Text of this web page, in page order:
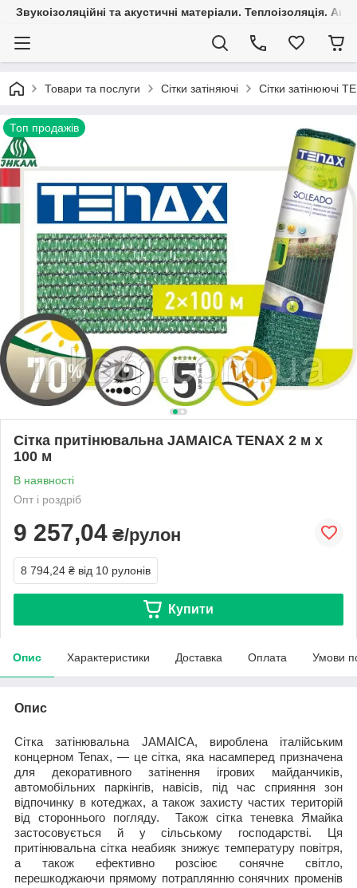
Звукоізоляційні та акустичні матеріали. Теплоізоляція.
Товари та послуги Сітки затіняючі Сітки затінюючі
Топ продажів
Сітка притінювальна JAMAICA TENAX 2 м х
100 м
В наявності
Опт і роздріб
9 257,04 ₴/рулон
8 794,24 ₴ від 10 рулонів
Купити
Опис Характеристики Доставка Оплата Умови
Опис
Сітка затінювальна JAMAICA, вироблена італійським
концерном Tenax, — це сітка, яка насамперед призначена
для декоративного затінення ігрових майданчиків,
автомобільних паркінгів, навісів, під час сприяння зон
відпочинку в котеджах, а також захисту частих територій
від стороннього погляду. Також сітка теневка Ямайка
застосовується й у сільському господарстві. Ця
притінювальна сітка неабияк знижує температуру повітря,
а також ефективно розсіює сонячне світло,
перешкоджаючи прямому потраплянню сонячних променів